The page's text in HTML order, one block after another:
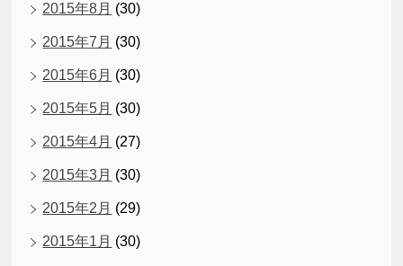
2015年8月 (30)
2015年7月 (30)
2015年6月 (30)
2015年5月 (30)
2015年4月 (27)
2015年3月 (30)
2015年2月 (29)
2015年1月 (30)